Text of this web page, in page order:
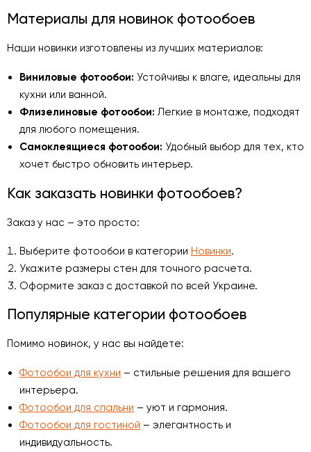
Материалы для новинок фотообоев
Наши новинки изготовлены из лучших материалов:
Виниловые фотообои: Устойчивы к влаге, идеальны для
кухни или ванной.
Флизелиновые фотообои: Легкие в монтаже, подходят
для любого помещения.
Самоклеящиеся фотообои: Удобный выбор для тех, кто
хочет быстро обновить интерьер.
Как заказать новинки фотообоев?
Заказ у нас – это просто:
Выберите фотообои в категории Новинки.
Укажите размеры стен для точного расчета.
Оформите заказ с доставкой по всей Украине.
Популярные категории фотообоев
Помимо новинок, у нас вы найдете:
Фотообои для кухни – стильные решения для вашего
интерьера.
Фотообои для спальни – уют и гармония.
Фотообои для гостиной – элегантность и
индивидуальность.